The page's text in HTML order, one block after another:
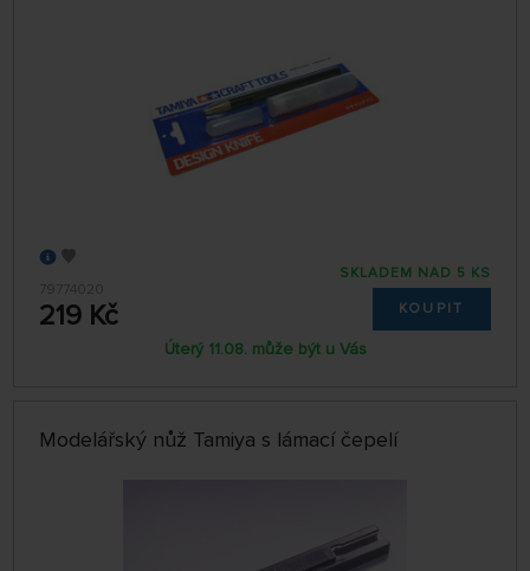
79774020
219 Kč
SKLADEM NAD 5 KS
KOUPIT
Úterý 11.08. může být u Vás
Modelářský nůž Tamiya s lámací čepelí